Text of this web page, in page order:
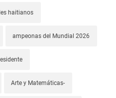
haitianos
ampeonas del Mundial 2026
Arte y Matemáticas-